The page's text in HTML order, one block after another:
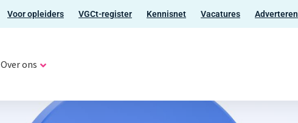
Voor opleiders VGCt-register Kennisnet Vacatures Adverteren
Over ons